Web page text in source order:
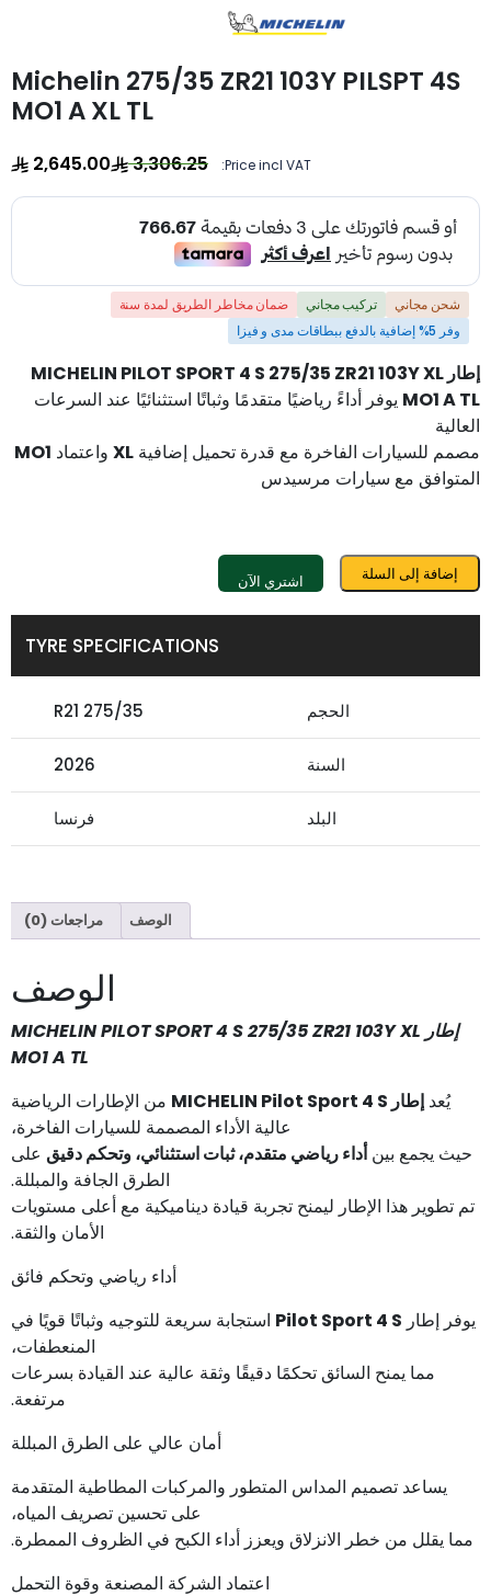
Michelin 275/35 ZR21 103Y PILSPT 4S
MO1 A XL TL
Price incl VAT:
3,306.25
2,645.00
شحن مجاني تركيب مجاني
ضمان مخاطر الطريق لمدة سنة
وفر 5% إضافية بالدفع ببطاقات مدى و فيزا
إطار MICHELIN PILOT SPORT 4 S 275/35 ZR21 103Y XL
MO1 A TL يوفر أداءً رياضيًا متقدمًا وثباتًا استثنائيًا عند السرعات
العالية
مصمم للسيارات الفاخرة مع قدرة تحميل إضافية XL واعتماد MO1
المتوافق مع سيارات مرسيدس
إضافة إلى السلة اشتري الآن
TYRE SPECIFICATIONS
الحجم 275/35 R21
السنة 2026
البلد فرنسا
الوصف مراجعات (0)
الوصف
إطار MICHELIN PILOT SPORT 4 S 275/35 ZR21 103Y XL
MO1 A TL
يُعد إطار MICHELIN Pilot Sport 4 S
من الإطارات الرياضية
عالية الأداء المصممة للسيارات الفاخرة،
حيث يجمع بينأداء رياضي متقدم، ثبات استثنائي، وتحكم دقيق على
الطرق الجافة والمبللة.
تم تطوير هذا الإطار ليمنح تجربة قيادة ديناميكية مع أعلى مستويات
الأمان والثقة.
أداء رياضي وتحكم فائق
يوفر إطار Pilot Sport 4 S استجابة سريعة للتوجيه وثباتًا قويًا في
المنعطفات،
مما يمنح السائق تحكمًا دقيقًا وثقة عالية عند القيادة بسرعات
مرتفعة.
أمان عالي على الطرق المبللة
يساعد تصميم المداس المتطور والمركبات المطاطية المتقدمة
على تحسين تصريف المياه،
مما يقلل من خطر الانزلاق ويعزز أداء الكبح في الظروف الممطرة.
اعتماد الشركة المصنعة وقوة التحمل